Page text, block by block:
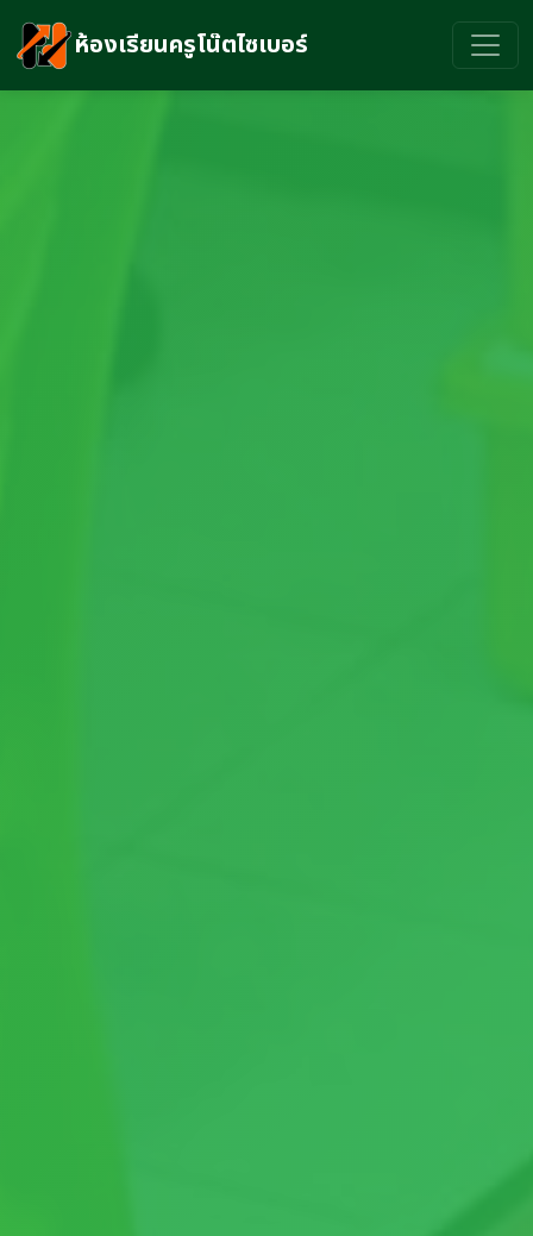
ห้องเรียนครูโน๊ตไซเบอร์